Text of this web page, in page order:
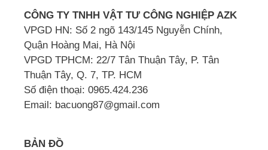
CÔNG TY TNHH VẬT TƯ CÔNG NGHIỆP AZK
VPGD HN: Số 2 ngõ 143/145 Nguyễn Chính,
Quận Hoàng Mai, Hà Nội
VPGD TPHCM: 22/7 Tân Thuận Tây, P. Tân
Thuận Tây, Q. 7, TP. HCM
Số điện thoại: 0965.424.236
Email: bacuong87@gmail.com
BẢN ĐỒ